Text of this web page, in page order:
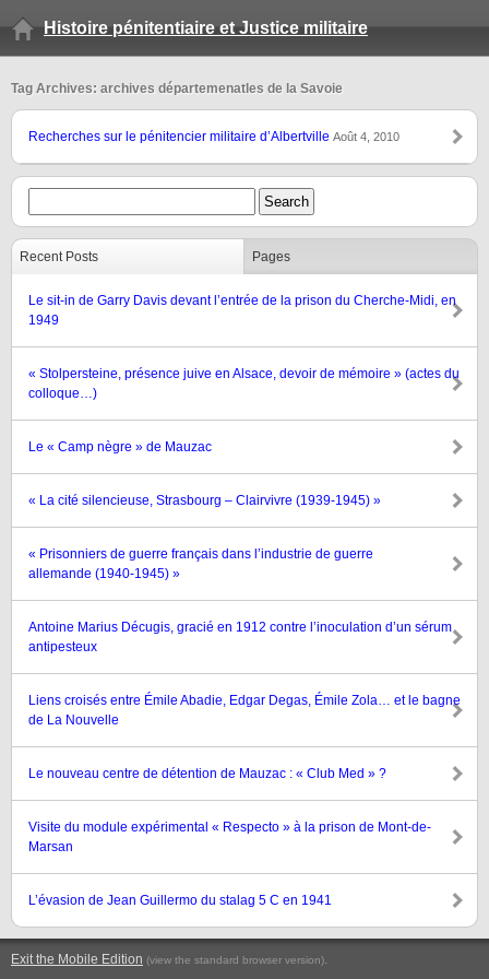
Histoire pénitentiaire et Justice militaire
Tag Archives: archives départemenatles de la Savoie
Recherches sur le pénitencier militaire d’Albertville Août 4, 2010
Recent Posts Pages
Le sit-in de Garry Davis devant l’entrée de la prison du Cherche-Midi, en
1949
« Stolpersteine, présence juive en Alsace, devoir de mémoire » (actes du
colloque…)
Le « Camp nègre » de Mauzac
« La cité silencieuse, Strasbourg – Clairvivre (1939-1945) »
« Prisonniers de guerre français dans l’industrie de guerre
allemande (1940-1945) »
Antoine Marius Décugis, gracié en 1912 contre l’inoculation d’un sérum
antipesteux
Liens croisés entre Émile Abadie, Edgar Degas, Émile Zola… et le bagne
de La Nouvelle
Le nouveau centre de détention de Mauzac : « Club Med » ?
Visite du module expérimental « Respecto » à la prison de Mont-de-
Marsan
L’évasion de Jean Guillermo du stalag 5 C en 1941
Exit the Mobile Edition (view the standard browser version).